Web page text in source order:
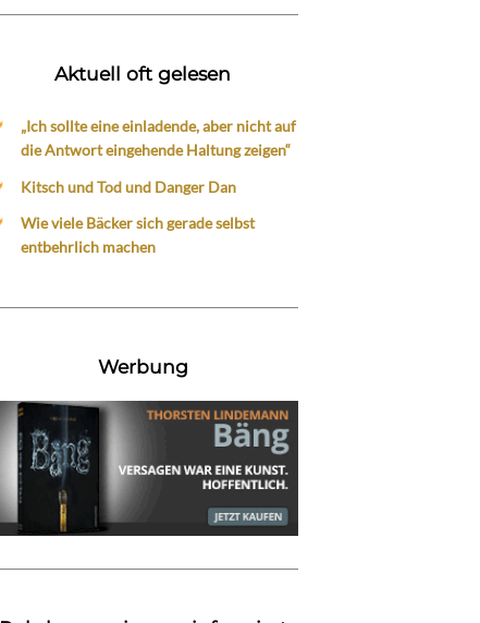
Aktuell oft gelesen
„Ich sollte eine einladende, aber nicht auf
die Antwort eingehende Haltung zeigen“
Kitsch und Tod und Danger Dan
Wie viele Bäcker sich gerade selbst
entbehrlich machen
Werbung